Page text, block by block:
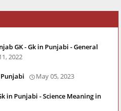
GK - Gk in Punjabi - General
2022
May 05, 2023
in Punjabi - Science Meaning in